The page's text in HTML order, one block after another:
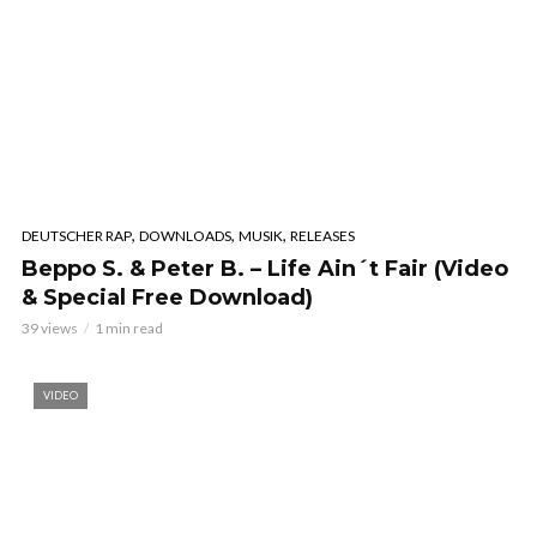
DEUTSCHER RAP, DOWNLOADS, MUSIK, RELEASES
Beppo S. & Peter B. – Life Ain´t Fair (Video
& Special Free Download)
39 views 1 min read
VIDEO